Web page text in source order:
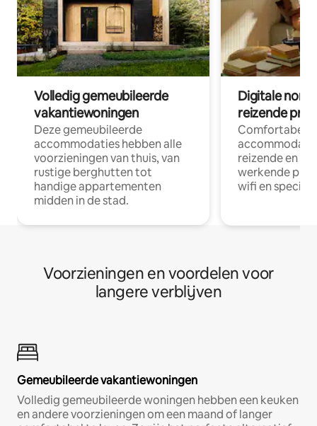
Volledig gemeubileerde
vakantiewoningen
Deze gemeubileerde
accommodaties hebben alle
voorzieningen van thuis, van
rustige berghutten tot
handige appartementen
midden in de stad.
Digitale
reizende
Comfortabele
reizende en
werkende
wifi en
Voorzieningen en voordelen voor
langere verblijven
Gemeubileerde vakantiewoningen
Volledig gemeubileerde woningen hebben een keuken
en andere voorzieningen om een maand of langer